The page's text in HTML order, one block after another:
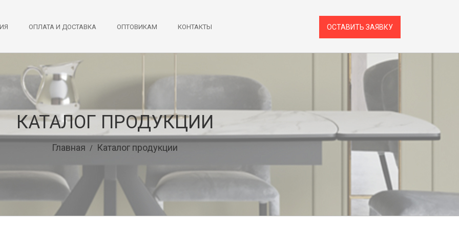
ОПЛАТА И ДОСТАВКА ОПТОВИКАМ КОНТАКТЫ ОСТАВИТЬ ЗАЯВКУ
КАТАЛОГ ПРОДУКЦИИ
Главная / Каталог продукции